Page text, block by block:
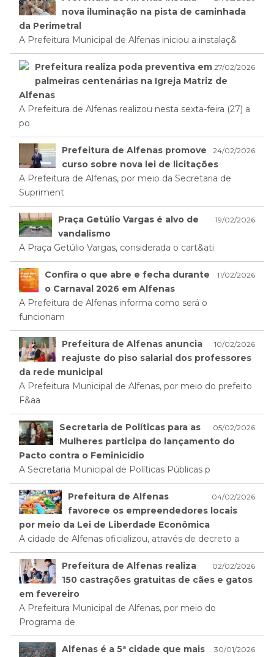
nova iluminação na pista de caminhada
da Perimetral
A Prefeitura Municipal de Alfenas iniciou a instalaç&
27/02/2026
Prefeitura realiza poda preventiva em
palmeiras centenárias na Igreja Matriz de
Alfenas
A Prefeitura de Alfenas realizou nesta sexta-feira (27) a
po
24/02/2026
Prefeitura de Alfenas promove
curso sobre nova lei de licitações
A Prefeitura de Alfenas, por meio da Secretaria de
Supriment
19/02/2026
Praça Getúlio Vargas é alvo de
vandalismo
A Praça Getúlio Vargas, considerada o cart&ati
11/02/2026
Confira o que abre e fecha durante
o Carnaval 2026 em Alfenas
A Prefeitura de Alfenas informa como será o
funcionam
10/02/2026
Prefeitura de Alfenas anuncia
reajuste do piso salarial dos professores
da rede municipal
A Prefeitura Municipal de Alfenas, por meio do prefeito
F&aa
05/02/2026
Secretaria de Políticas para as
Mulheres participa do lançamento do
Pacto contra o Feminicídio
A Secretaria Municipal de Políticas Públicas p
04/02/2026
Prefeitura de Alfenas
favorece os empreendedores locais
por meio da Lei de Liberdade Econômica
A cidade de Alfenas oficializou, através de decreto a
02/02/2026
Prefeitura de Alfenas realiza
150 castrações gratuitas de cães e gatos
em fevereiro
A Prefeitura Municipal de Alfenas, por meio do
Programa de
30/01/2026
Alfenas é a 5ª cidade que mais